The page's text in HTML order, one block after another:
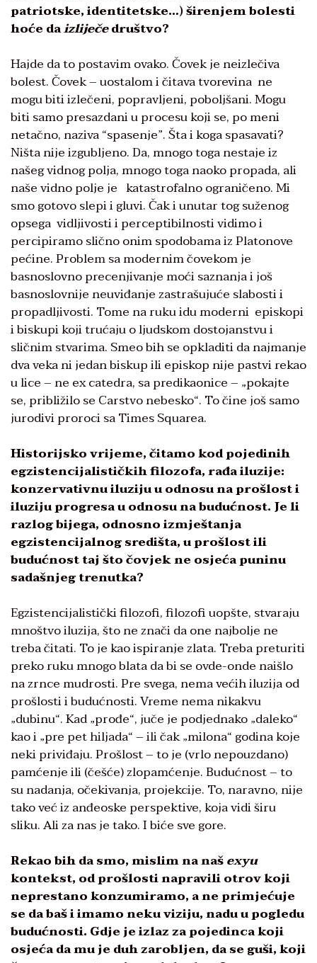
patriotske, identitetske…) širenjem bolesti
hoće daizliječedruštvo?
Hajde da to postavim ovako. Čovek je neizlečiva
bolest. Čovek – uostalom i čitava tvorevina ne
mogu biti izlečeni, popravljeni, poboljšani. Mogu
biti samo presazdani u procesu koji se, po meni
netačno, naziva “spasenje”. Šta i koga spasavati?
Ništa nije izgubljeno. Da, mnogo toga nestaje iz
našeg vidnog polja, mnogo toga naoko propada, ali
naše vidno polje je katastrofalno ograničeno. Mi
smo gotovo slepi i gluvi. Čak i unutar tog suženog
opsega vidljivosti i perceptibilnosti vidimo i
percipiramo slično onim spodobama iz Platonove
pećine. Problem sa modernim čovekom je
basnoslovno precenjivanje moći saznanja i još
basnoslovnije neuviđanje zastrašujuće slabosti i
propadljivosti. Tome na ruku idu moderni episkopi
i biskupi koji trućaju o ljudskom dostojanstvu i
sličnim stvarima. Smeo bih se opkladiti da najmanje
dva veka ni jedan biskup ili episkop nije pastvi rekao
u lice – ne ex catedra, sa predikaonice – „pokajte
se, približilo se Carstvo nebesko“. To čine još samo
jurodivi proroci sa Times Squarea.
Historijsko vrijeme, čitamo kod pojedinih
egzistencijalističkih filozofa, rađa iluzije:
konzervativnu iluziju u odnosu na prošlost i
iluziju progresa u odnosu na budućnost. Je li
razlog bijega, odnosno izmještanja
egzistencijalnog središta, u prošlost ili
budućnost taj što čovjek ne osjeća puninu
sadašnjeg trenutka?
Egzistencijalistički filozofi, filozofi uopšte, stvaraju
mnoštvo iluzija, što ne znači da one najbolje ne
treba čitati. To je kao ispiranje zlata. Treba preturiti
preko ruku mnogo blata da bi se ovde-onde naišlo
na zrnce mudrosti. Pre svega, nema većih iluzija od
prošlosti i budućnosti. Vreme nema nikakvu
„dubinu“. Kad „prođe“, juče je podjednako „daleko“
kao i „pre pet hiljada“ – ili čak „milona“ godina koje
neki priviđaju. Prošlost – to je (vrlo nepouzdano)
pamćenje ili (češće) zlopamćenje. Budućnost – to
su nadanja, očekivanja, projekcije. To, naravno, nije
tako već iz anđeoske perspektive, koja vidi širu
sliku. Ali za nas je tako. I biće sve gore.
Rekao bih da smo, mislim na našexyu
kontekst, od prošlosti napravili otrov koji
neprestano konzumiramo, a ne primjećuje
se da baš i imamo neku viziju, nadu u pogledu
budućnosti. Gdje je izlaz za pojedinca koji
osjeća da mu je duh zarobljen, da se guši, koji